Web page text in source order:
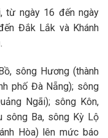
từ ngày 16 đến ngày
Đắk Lắk và Khánh
sông Hương (thành
phố Đà Nẵng); sông
Ngãi); sông Kôn,
sông Ba, sông Kỳ Lộ
Hòa) lên mức báo